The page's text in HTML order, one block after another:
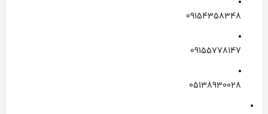
09154358348
09155778147
05138930028